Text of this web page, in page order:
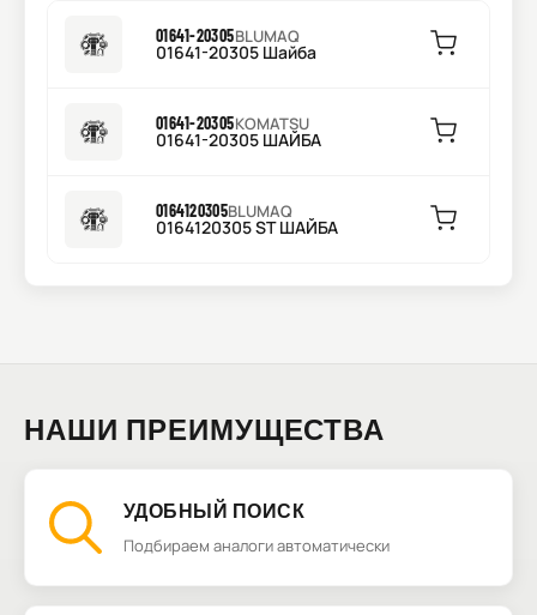
01641-20305BLUMAQ
01641-20305 Шайба
01641-20305KOMATSU
01641-20305 ШАЙБА
0164120305BLUMAQ
0164120305 ST ШАЙБА
НАШИ ПРЕИМУЩЕСТВА
УДОБНЫЙ ПОИСК
Подбираем аналоги автоматически